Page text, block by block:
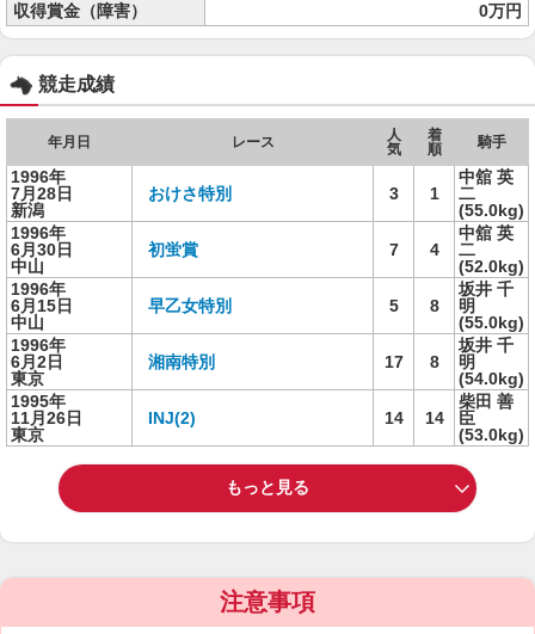
収得賞金（障害）
0万円
競走成績
年月日 レース
人
気
着
順
騎手
1996年
7月28日
新潟
おけさ特別 3 1
中舘 英
二
(55.0kg)
1996年
6月30日
中山
初蛍賞 7 4
中舘 英
二
(52.0kg)
1996年
6月15日
中山
早乙女特別 5 8
坂井 千
明
(55.0kg)
1996年
6月2日
東京
湘南特別 17 8
坂井 千
明
(54.0kg)
1995年
11月26日
東京
INJ(2) 14 14
柴田 善
臣
(53.0kg)
もっと見る
注意事項